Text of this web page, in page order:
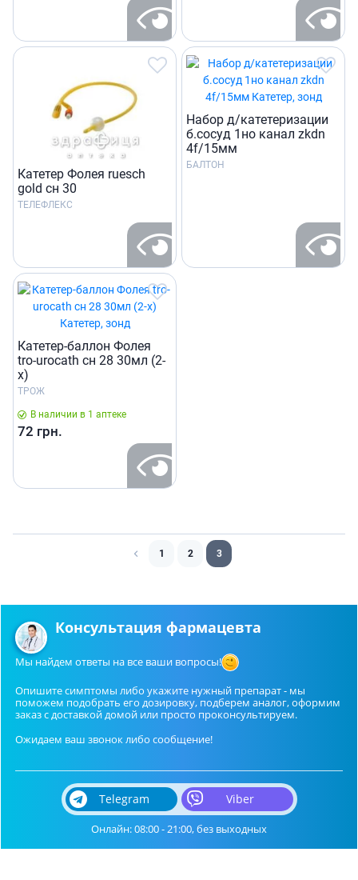
Катетер Фолея ruesch
gold сн 30
ТЕЛЕФЛЕКС
Набор д/катетеризации
б.сосуд 1но канал zkdn
4f/15мм
БАЛТОН
Катетер-баллон Фолея
tro-urocath сн 28 30мл (2-
х)
ТРОЖ
В наличии в 1 аптеке
72 грн.
1 2 3
Консультация фармацевта
Мы найдем ответы на все ваши вопросы!
Опишите симптомы либо укажите нужный препарат - мы
поможем подобрать его дозировку, подберем аналог, оформим
заказ с доставкой домой или просто проконсультируем.
Ожидаем ваш звонок либо сообщение!
Telegram Viber
Онлайн: 08:00 - 21:00, без выходных